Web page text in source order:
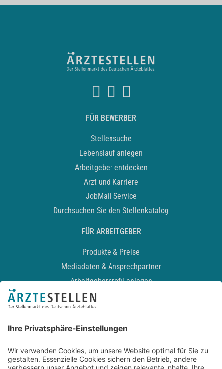
FÜR BEWERBER
Stellensuche
Lebenslauf anlegen
Arbeitgeber entdecken
Arzt und Karriere
JobMail Service
Durchsuchen Sie den Stellenkatalog
FÜR ARBEITGEBER
Produkte & Preise
Mediadaten & Ansprechpartner
Arbeitgeberprofil anlegen
Recruiting-Podcast
Kontakt
Datenschutz